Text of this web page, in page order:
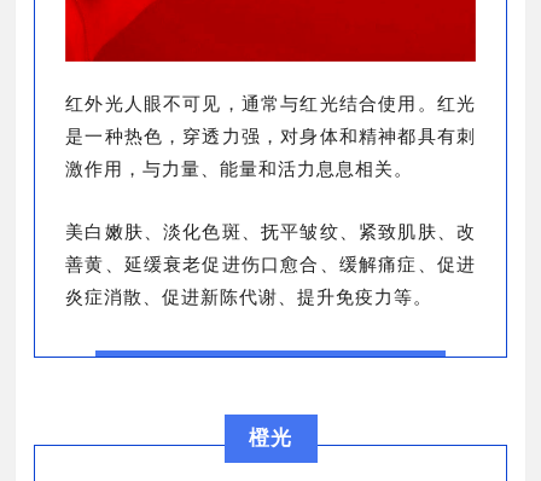
红外光人眼不可见，通常与红光结合使用。红光
是一种热色，穿透力强，对身体和精神都具有刺
激作用，与力量、能量和活力息息相关。
美白嫩肤、淡化色斑、抚平皱纹、紧致肌肤、改
善黄、延缓衰老促进伤口愈合、缓解痛症、促进
炎症消散、促进新陈代谢、提升免疫力等。
橙光